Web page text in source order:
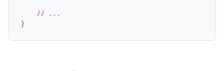
// ...
}